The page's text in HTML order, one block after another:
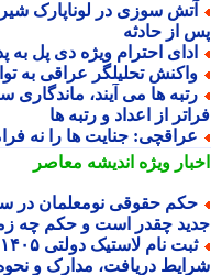
سوزی در لوناپارک
از حادثه
احترام ویژه دی پل به
تحلیلگر عراقی به
ها می آیند، ماندگاری
از اعداد و رتبه ها
جنایت ها را نه
ویژهاندیشه معاصر
چقدر است و حکم چه
ثبت
دریافت، مدارک و نحوه ثبت